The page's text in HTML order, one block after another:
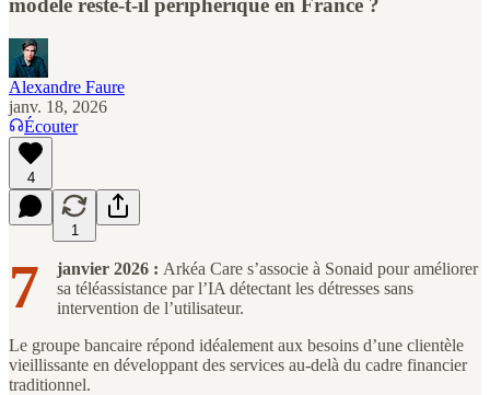
modèle reste-t-il périphérique en France ?
Alexandre Faure
janv. 18, 2026
Écouter
4
1
7 janvier 2026 : Arkéa Care s’associe à Sonaid pour améliorer
sa téléassistance par l’IA détectant les détresses sans
intervention de l’utilisateur.
Le groupe bancaire répond idéalement aux besoins d’une clientèle
vieillissante en développant des services au-delà du cadre financier
traditionnel.